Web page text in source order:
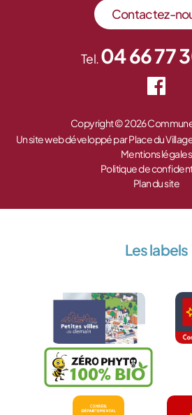
Contactez-
Tel.04 66 77
Copyright © 2026
Un site web développé par Place du
Mentions légales
Politique de
Plan du site
Les labels